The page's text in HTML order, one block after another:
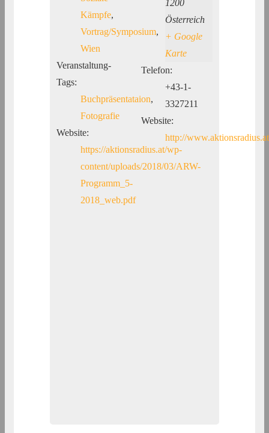
Kämpfe,
Vortrag/Symposium,
Wien
Veranstaltung-
Tags:
Buchpräsentataion,
Fotografie
Website:
https://aktionsradius.at/wp-
content/uploads/2018/03/ARW-
Programm_5-
2018_web.pdf
1200
Österreich
+ Google
Karte
Telefon:
+43-1-
3327211
Website:
http://www.aktionsradius.at